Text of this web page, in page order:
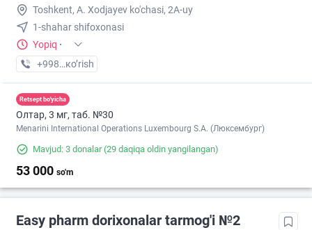
Toshkent, A. Xodjayev ko'chasi, 2A-uy
1-shahar shifoxonasi
Yopiq ·
+998 (94) XXX-XX-XX
кo’rish
Retsept bo'yicha
Олтар, 3 мг, таб. №30
Menarini International Operations Luxembourg S.A. (Люксембург)
Mavjud: 3 donalar(29 daqiqa oldin yangilangan)
53 000 so'm
Easy pharm dorixonalar tarmog'i №2